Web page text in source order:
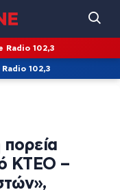
Radio 102,3
102,3
πορεία
ΚΤΕΟ –